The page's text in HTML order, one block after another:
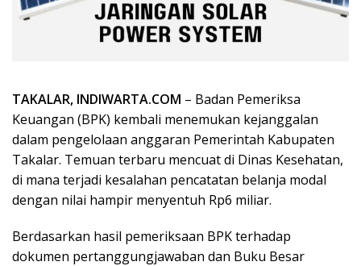
TAKALAR, INDIWARTA.COM – Badan Pemeriksa
Keuangan (BPK) kembali menemukan kejanggalan
dalam pengelolaan anggaran Pemerintah Kabupaten
Takalar. Temuan terbaru mencuat di Dinas Kesehatan,
di mana terjadi kesalahan pencatatan belanja modal
dengan nilai hampir menyentuh Rp6 miliar.
Berdasarkan hasil pemeriksaan BPK terhadap
dokumen pertanggungjawaban dan Buku Besar